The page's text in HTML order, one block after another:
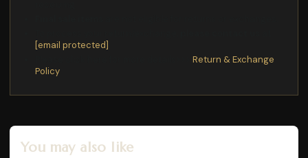
[email protected]
Return & Exchange
Policy
You may also like